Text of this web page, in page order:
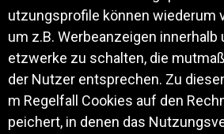
utzungsprofile können wiederum
um z.B. Werbeanzeigen innerhalb
etzwerke zu schalten, die
der Nutzer entsprechen. Zu
m Regelfall Cookies auf den
peichert, in denen das